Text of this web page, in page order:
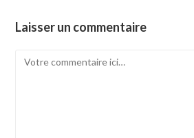
Laisser un commentaire
Comment